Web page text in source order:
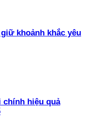
khoảnh khắc yêu
chính hiệu quả